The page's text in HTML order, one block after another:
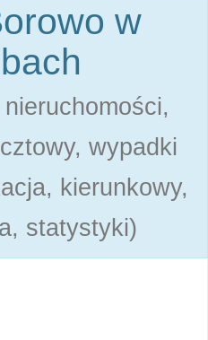
w
wypadki
kierunkowy,
statystyki)